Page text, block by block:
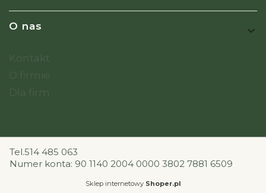
O nas
Kontakt
O firmie
Dla firm
Tel.514 485 063
Numer konta: 90 1140 2004 0000 3802 7881 6509
Sklep internetowy Shoper.pl